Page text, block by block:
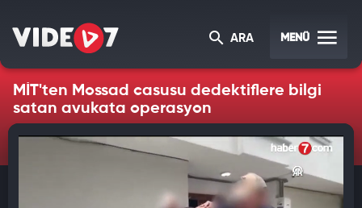
ARA MENÜ
MİT'ten Mossad casusu dedektiflere bilgi
satan avukata operasyon